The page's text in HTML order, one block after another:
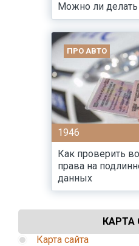
Можно ли делать
ПРО АВТО
1946
Как проверить
права на
данных
КАРТА
Карта сайта